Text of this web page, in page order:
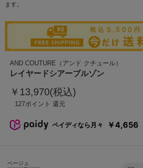
ます。
AND COUTURE（アンド クチュール）
レイヤードシアーブルゾン
￥13,970(税込)
127
ベージュ
ペイディなら月々 ￥4,656